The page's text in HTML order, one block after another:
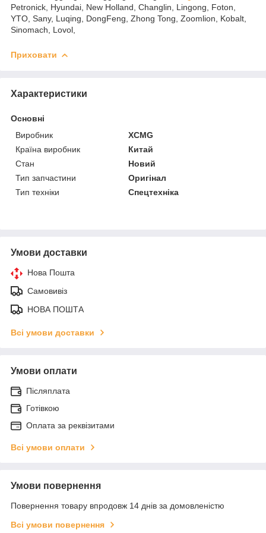
Petronick, Hyundai, New Holland, Changlin, Lingong, Foton,
YTO, Sany, Luqing, DongFeng, Zhong Tong, Zoomlion, Kobalt,
Sinomach, Lovol,
Приховати
Характеристики
Основні
Виробник
XCMG
Країна виробник
Китай
Стан
Новий
Тип запчастини
Оригінал
Тип техніки
Спецтехніка
Умови доставки
Нова Пошта
Самовивіз
НОВА ПОШТА
Всі умови доставки
Умови оплати
Післяплата
Готівкою
Оплата за реквізитами
Всі умови оплати
Умови повернення
Повернення товару впродовж 14 днів за домовленістю
Всі умови повернення